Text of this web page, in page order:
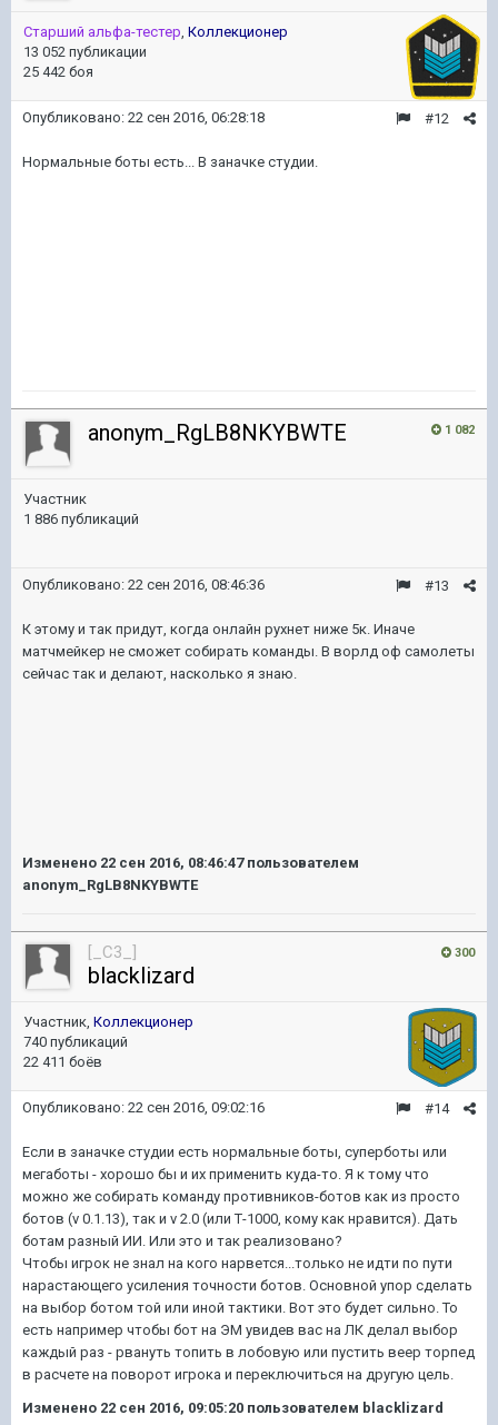
Старший альфа-тестер, Коллекционер
13 052 публикации
25 442 боя
#12
Опубликовано: 22 сен 2016, 06:28:18
Нормальные боты есть... В заначке студии.
1 082
anonym_RgLB8NKYBWTE
Участник
1 886 публикаций
#13
Опубликовано: 22 сен 2016, 08:46:36
К этому и так придут, когда онлайн рухнет ниже 5к. Иначе
матчмейкер не сможет собирать команды. В ворлд оф самолеты
сейчас так и делают, насколько я знаю.
Изменено 22 сен 2016, 08:46:47пользователем
anonym_RgLB8NKYBWTE
300
[_C3_]
blacklizard
Участник, Коллекционер
740 публикаций
22 411 боёв
#14
Опубликовано: 22 сен 2016, 09:02:16
Если в заначке студии есть нормальные боты, суперботы или
мегаботы - хорошо бы и их применить куда-то. Я к тому что
можно же собирать команду противников-ботов как из просто
ботов (v 0.1.13), так и v 2.0 (или Т-1000, кому как нравится). Дать
ботам разный ИИ. Или это и так реализовано?
Чтобы игрок не знал на кого нарвется...только не идти по пути
нарастающего усиления точности ботов. Основной упор сделать
на выбор ботом той или иной тактики. Вот это будет сильно. То
есть например чтобы бот на ЭМ увидев вас на ЛК делал выбор
каждый раз - рвануть топить в лобовую или пустить веер торпед
в расчете на поворот игрока и переключиться на другую цель.
Изменено 22 сен 2016, 09:05:20 пользователем blacklizard